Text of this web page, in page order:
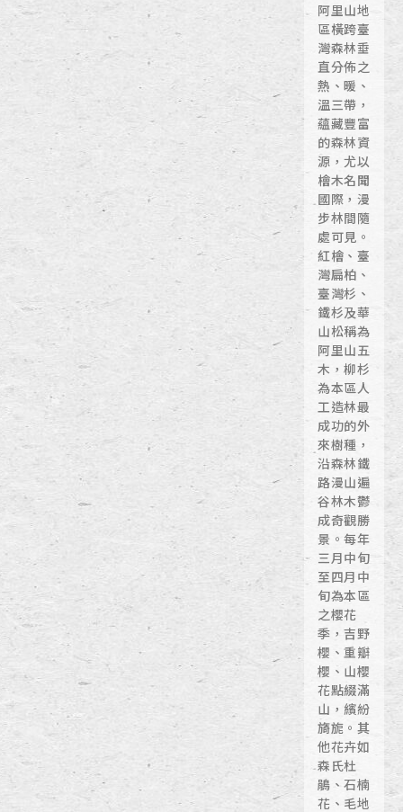
阿里山地
區橫跨臺
灣森林垂
直分佈之
熱、暖、
溫三帶，
蘊藏豐富
的森林資
源，尤以
檜木名聞
國際，漫
步林間隨
處可見。
紅檜、臺
灣扁柏、
臺灣杉、
鐵杉及華
山松稱為
阿里山五
木，柳杉
為本區人
工造林最
成功的外
來樹種，
沿森林鐵
路漫山遍
谷林木鬱
成奇觀勝
景。每年
三月中旬
至四月中
旬為本區
之櫻花
季，吉野
櫻、重瓣
櫻、山櫻
花點綴滿
山，繽紛
旖旎。其
他花卉如
森氏杜
鵑、石楠
花、毛地